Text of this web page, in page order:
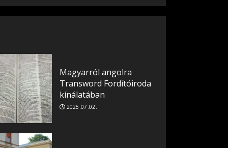
Magyarról angolra
Transword Fordítóiroda
kínálatában
2025.07.02.